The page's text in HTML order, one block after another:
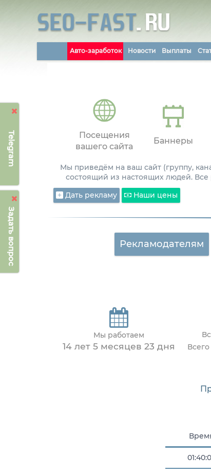
Telegram
Задать вопрос
Авто-заработок Новости Выплаты
Посещения
вашего сайта
Баннеры
Мы приведём на ваш сайт (группу,
состоящий из настоящих людей.
Дать рекламу
Наши цены
Рекламодателям
Мы работаем
14 лет 5 месяцев 23 дня